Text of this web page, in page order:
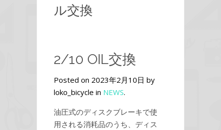
ル交換
2/10 OIL交換
Posted on 2023年2月10日 by
loko_bicycle in NEWS.
油圧式のディスクブレーキで使
用される消耗品のうち、ディス